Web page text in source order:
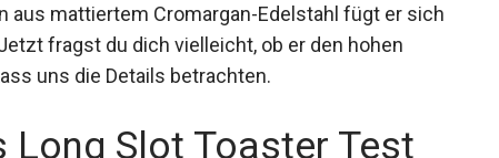
aus mattiertem Cromargan-Edelstahl fügt er sich
fragst du dich vielleicht, ob er den hohen
uns die Details betrachten.
Long Slot Toaster Test